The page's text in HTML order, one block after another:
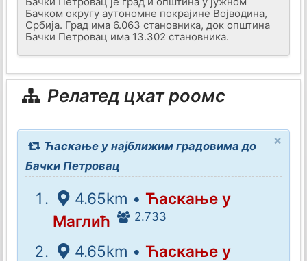
Бачком округу аутономне покрајине Војводина,
Србија. Град има 6.063 становника, док општина
Бачки Петровац има 13.302 становника.
Релатед цхат роомс
×
Ћаскање у најближим градовима до
Бачки Петровац
4.65km • Ћаскање у
Маглић
2.733
4.65km • Ћаскање у